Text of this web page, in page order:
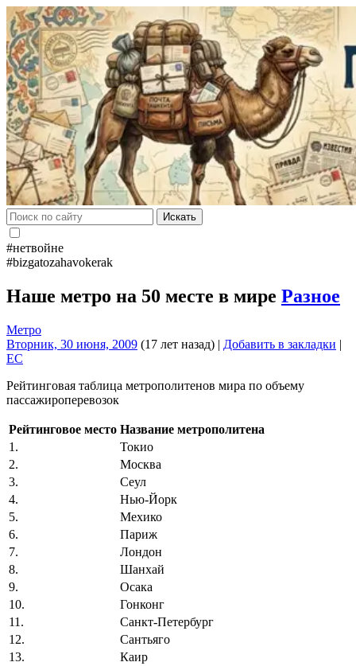
Искать
#нетвойне
#bizgatozahavokerak
Наше метро на 50 месте в мире Разное
Метро
Вторник, 30 июня, 2009 (17 лет назад) | Добавить в закладки |
EC
Рейтинговая таблица метрополитенов мира по объему
пассажироперевозок
Рейтинговое место Название метрополитена
1.
Токио
2.
Москва
3.
Сеул
4.
Нью-Йорк
5.
Мехико
6.
Париж
7.
Лондон
8.
Шанхай
9.
Осака
10.
Гонконг
11.
Санкт-Петербург
12.
Сантьяго
13.
Каир